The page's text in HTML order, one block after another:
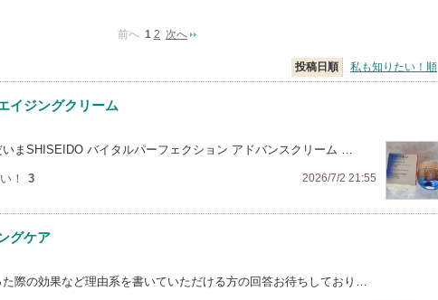
前へ 1 2 次へ
投稿日順 私も知りたい！順
イジングクリーム
まSHISEIDO バイタルパーフェクション アドバンスクリーム …
！ 3 2026/7/2 21:55
グケア
際の効果など理由系を書いていただける方の回答お待ちしており…